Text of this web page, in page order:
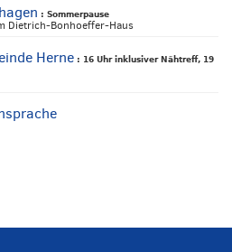
: Sommerpause
Dietrich-Bonhoeffer-Haus
Herne : 16 Uhr inklusiver Nähtreff, 19